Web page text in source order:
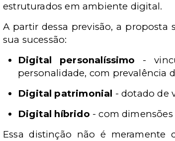
estruturados em ambiente digital.
A partir dessa previsão, a
sua sucessão:
Digital personalíssimo -
personalidade, com prevalência
Digital patrimonial - dotado de
Digital híbrido - com
Essa distinção não é meramente